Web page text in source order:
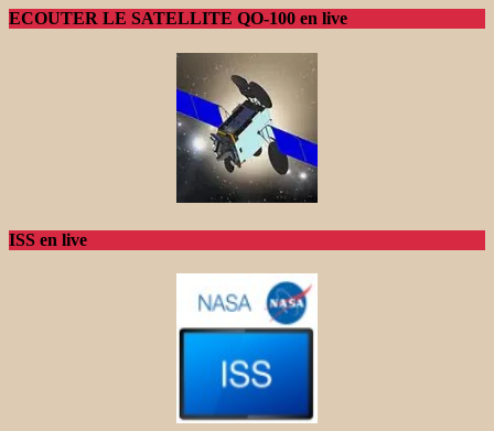
ECOUTER LE SATELLITE QO-100 en live
ISS en live